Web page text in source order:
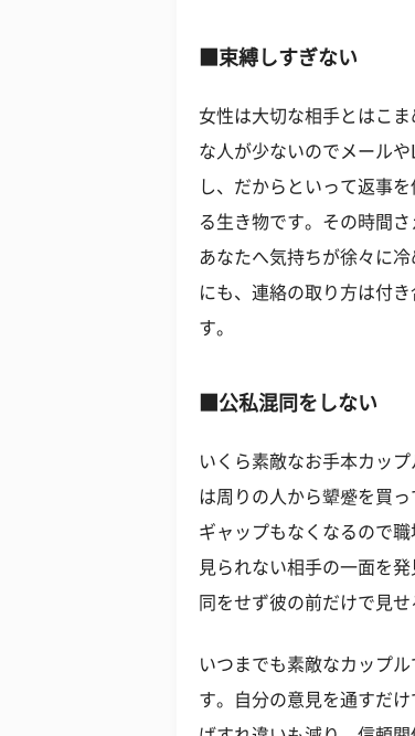
■束縛しすぎない
女性は大切な相手とはこ
な人が少ないのでメール
し、だからといって返事
る生き物です。その時間
あなたへ気持ちが徐々に
にも、連絡の取り方は付
す。
■公私混同をしない
いくら素敵なお手本カッ
は周りの人から顰蹙を買
ギャップもなくなるので
見られない相手の一面を
同をせず彼の前だけで見
いつまでも素敵なカップ
す。自分の意見を通すだ